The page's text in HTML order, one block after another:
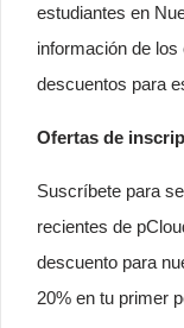
estudiantes en
información de
descuentos para
Ofertas de
Suscríbete para
recientes de
descuento para
20% en tu primer